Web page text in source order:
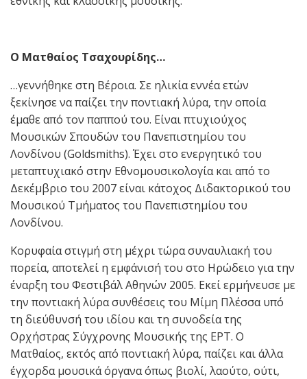
Ο Ματθαίος Τσαχουρίδης…
…γεννήθηκε στη Βέροια. Σε ηλικία εννέα ετών
ξεκίνησε να παίζει την ποντιακή λύρα, την οποία
έμαθε από τον παππού του. Είναι πτυχιούχος
Μουσικών Σπουδών του Πανεπιστημίου του
Λονδίνου (Goldsmiths). Έχει στο ενεργητικό του
μεταπτυχιακό στην Εθνομουσικολογία και από το
Δεκέμβριο του 2007 είναι κάτοχος Διδακτορικού του
Μουσικού Τμήματος του Πανεπιστημίου του
Λονδίνου.
Κορυφαία στιγμή στη μέχρι τώρα συναυλιακή του
πορεία, αποτελεί η εμφάνισή του στο Ηρώδειο για την
έναρξη του Φεστιβάλ Αθηνών 2005. Εκεί ερμήνευσε με
την ποντιακή λύρα συνθέσεις του Μίμη Πλέσσα υπό
τη διεύθυνσή του ιδίου και τη συνοδεία της
Ορχήστρας Σύγχρονης Μουσικής της ΕΡΤ. Ο
Ματθαίος, εκτός από ποντιακή λύρα, παίζει και άλλα
έγχορδα μουσικά όργανα όπως βιολί, λαούτο, ούτι,